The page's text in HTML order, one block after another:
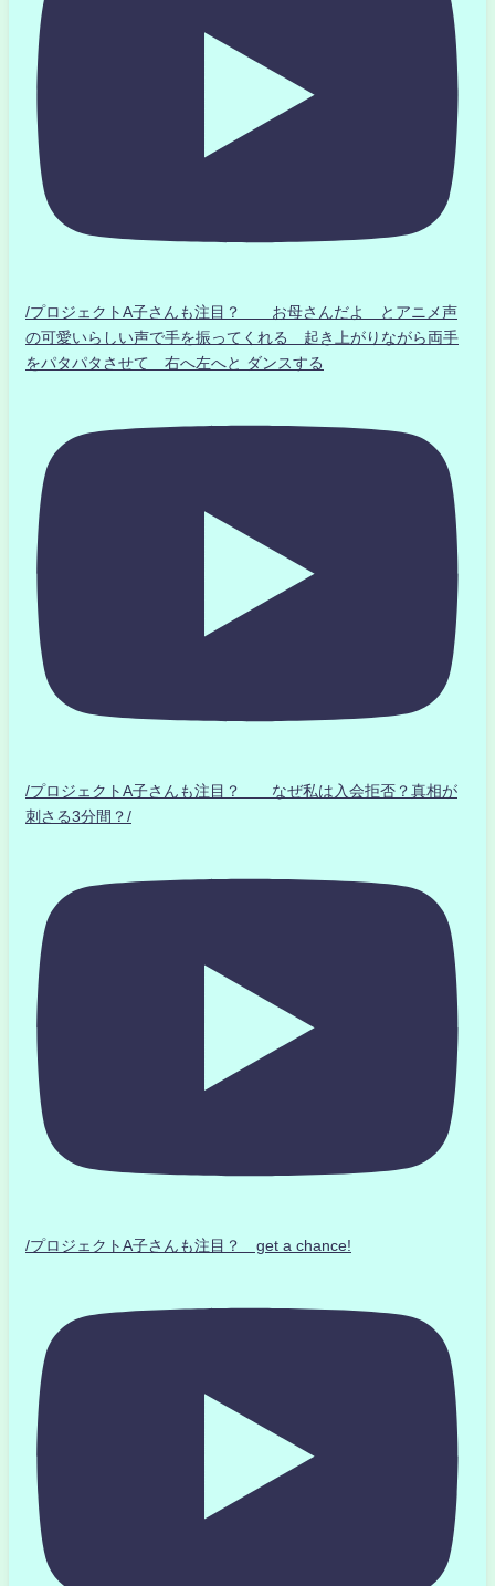
/プロジェクトA子さんも注目？ お母さんだよ とアニメ声
の可愛いらしい声で手を振ってくれる 起き上がりながら両手
をパタパタさせて 右へ左へと ダンスする
/プロジェクトA子さんも注目？ なぜ私は入会拒否？真相が
刺さる3分間？/
/プロジェクトA子さんも注目？ get a chance!